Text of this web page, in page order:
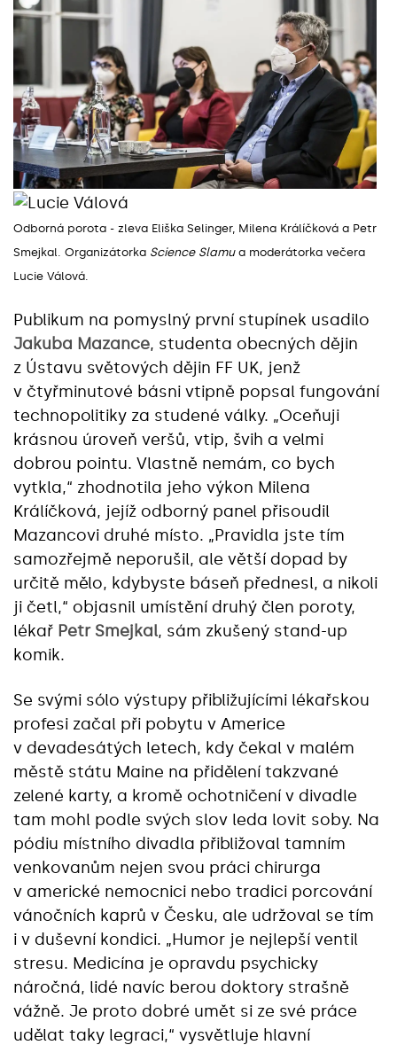
Odborná porota - zleva Eliška Selinger, Milena Králíčková a Petr
Smejkal. Organizátorka Science Slamua moderátorka večera
Lucie Válová.
Publikum na pomyslný první stupínek usadilo
Jakuba Mazance, studenta obecných dějin
z Ústavu světových dějin FF UK, jenž
v čtyřminutové básni vtipně popsal fungování
technopolitiky za studené války. „Oceňuji
krásnou úroveň veršů, vtip, švih a velmi
dobrou pointu. Vlastně nemám, co bych
vytkla,“ zhodnotila jeho výkon Milena
Králíčková, jejíž odborný panel přisoudil
Mazancovi druhé místo. „Pravidla jste tím
samozřejmě neporušil, ale větší dopad by
určitě mělo, kdybyste báseň přednesl, a nikoli
ji četl,“ objasnil umístění druhý člen poroty,
lékař Petr Smejkal, sám zkušený stand-up
komik.
Se svými sólo výstupy přibližujícími lékařskou
profesi začal při pobytu v Americe
v devadesátých letech, kdy čekal v malém
městě státu Maine na přidělení takzvané
zelené karty, a kromě ochotničení v divadle
tam mohl podle svých slov leda lovit soby. Na
pódiu místního divadla přibližoval tamním
venkovanům nejen svou práci chirurga
v americké nemocnici nebo tradici porcování
vánočních kaprů v Česku, ale udržoval se tím
i v duševní kondici. „Humor je nejlepší ventil
stresu. Medicína je opravdu psychicky
náročná, lidé navíc berou doktory strašně
vážně. Je proto dobré umět si ze své práce
udělat taky legraci,“ vysvětluje hlavní